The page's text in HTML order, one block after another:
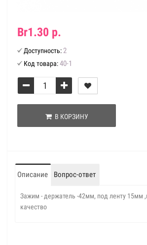
Br1.30 р.
Доступность: 2
Код товара:40-1
В КОРЗИНУ
Описание Вопрос-ответ
Зажим - держатель -42мм, под ленту 15мм
качество